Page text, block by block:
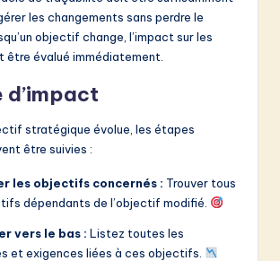
les changements sans perdre le
objectif change, l’impact sur les
être évalué immédiatement.
d’impact
stratégique évolue, les étapes
être suivies :
les objectifs concernés : Trouver tous
dépendants de l’objectif modifié.
vers le bas : Listez toutes les
et exigences liées à ces objectifs.